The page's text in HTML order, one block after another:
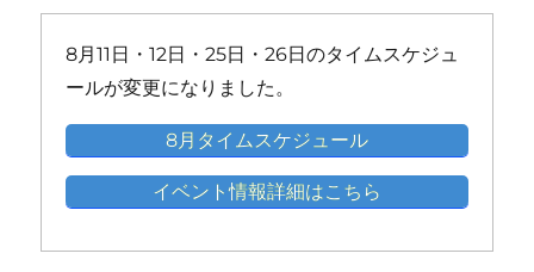
ト)
ト)
ト)
ト)
ト)
8月11日・12日・25日・26日のタイムスケジュ
ールが変更になりました。
8月タイムスケジュール
イベント情報詳細はこちら